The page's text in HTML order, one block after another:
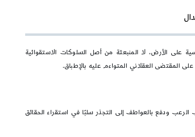
على الأرض، لا المنبعثة من أصل السلوكات الاستقوائية
المقتضى العقلاني المتواءم عليه بالإطباق.
ودفع بالعواطف إلى التجذر سلبًا في استقراء الحقائق